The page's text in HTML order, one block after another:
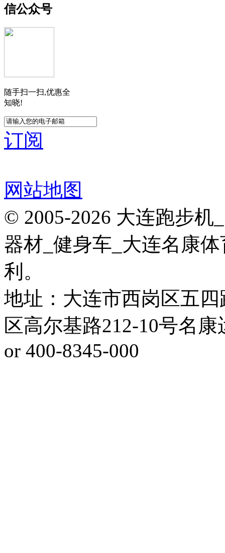
信公众号
随手扫一扫,优惠全
知晓!
订阅
网站地图
© 2005-2026 大连跑步机
器材_健身车_大连名康
利。
地址：大连市西岗区五
区高尔基路212-10号名康
or 400-8345-000